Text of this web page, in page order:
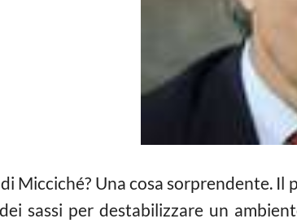
di Micciché? Una cosa sorprendente.
sassi per destabilizzare un